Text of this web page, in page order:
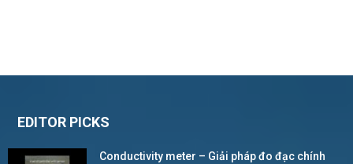
EDITOR PICKS
Conductivity meter – Giải pháp đo đạc chính